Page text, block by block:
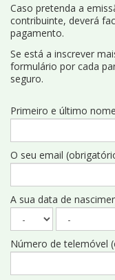
Caso pretenda a
contribuinte, deverá
pagamento.
Se está a inscrever
formulário por cada
seguro.
Primeiro e último
O seu email
A sua data de
Número de telemóvel